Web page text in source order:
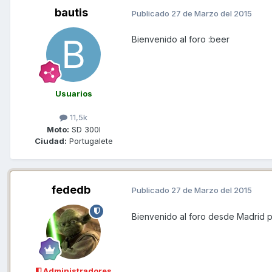
bautis
Usuarios
11,5k
Moto: SD 300I
Ciudad: Portugalete
Publicado 27 de Marzo del 2015
Bienvenido al foro :beer
fededb Publicado 27 de Marzo del 2015
Bienvenido al foro desde Madrid